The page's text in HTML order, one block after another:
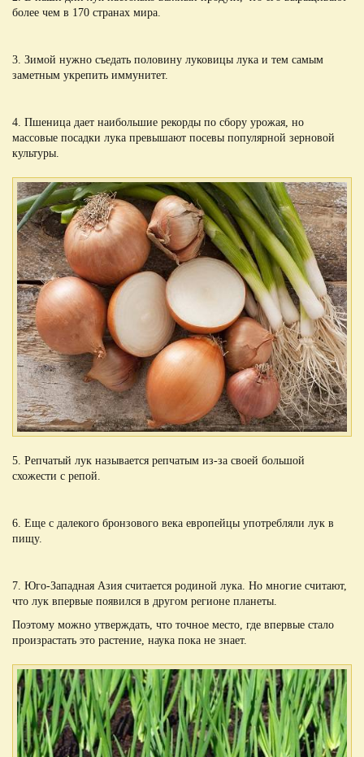
более чем в 170 странах мира.
3. Зимой нужно съедать половину луковицы лука и тем самым
заметным укрепить иммунитет.
4. Пшеница дает наибольшие рекорды по сбору урожая, но
массовые посадки лука превышают посевы популярной зерновой
культуры.
5. Репчатый лук называется репчатым из-за своей большой
схожести с репой.
6. Еще с далекого бронзового века европейцы употребляли лук в
пищу.
7. Юго-Западная Азия считается родиной лука. Но многие считают,
что лук впервые появился в другом регионе планеты.
Поэтому можно утверждать, что точное место, где впервые стало
произрастать это растение, наука пока не знает.